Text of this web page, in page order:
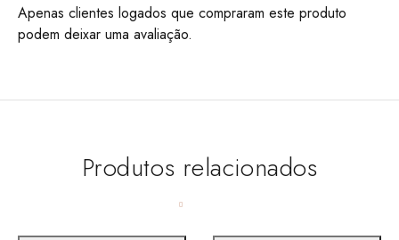
Apenas clientes logados que compraram este produto
podem deixar uma avaliação.
Produtos relacionados